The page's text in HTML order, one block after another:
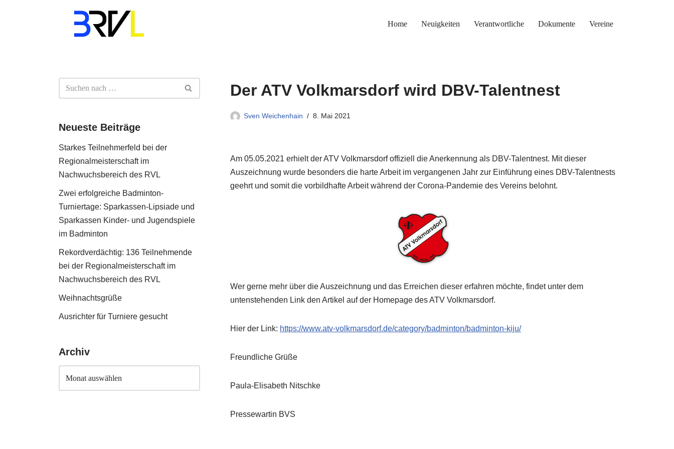
Home Neuigkeiten Verantwortliche Dokumente Vereine
Neueste Beiträge
Starkes Teilnehmerfeld bei der
Regionalmeisterschaft im
Nachwuchsbereich des RVL
Zwei erfolgreiche Badminton-
Turniertage: Sparkassen-Lipsiade und
Sparkassen Kinder- und Jugendspiele
im Badminton
Rekordverdächtig: 136 Teilnehmende
bei der Regionalmeisterschaft im
Nachwuchsbereich des RVL
Weihnachtsgrüße
Ausrichter für Turniere gesucht
Archiv
Der ATV Volkmarsdorf wird DBV-Talentnest
Sven Weichenhain 8. Mai 2021
Am 05.05.2021 erhielt der ATV Volkmarsdorf offiziell die Anerkennung als DBV-Talentnest. Mit dieser
Auszeichnung wurde besonders die harte Arbeit im vergangenen Jahr zur Einführung eines DBV-Talentnests
geehrt und somit die vorbildhafte Arbeit während der Corona-Pandemie des Vereins belohnt.
Wer gerne mehr über die Auszeichnung und das Erreichen dieser erfahren möchte, findet unter dem
untenstehenden Link den Artikel auf der Homepage des ATV Volkmarsdorf.
Hier der Link: https://www.atv-volkmarsdorf.de/category/badminton/badminton-kiju/
Freundliche Grüße
Paula-Elisabeth Nitschke
Pressewartin BVS